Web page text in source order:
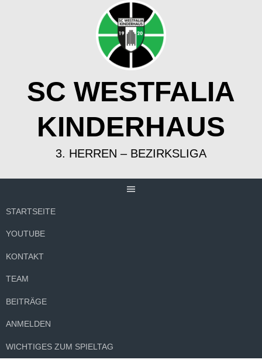
SC WESTFALIA
KINDERHAUS
3. HERREN – BEZIRKSLIGA
STARTSEITE
YOUTUBE
KONTAKT
TEAM
BEITRÄGE
ANMELDEN
WICHTIGES ZUM SPIELTAG